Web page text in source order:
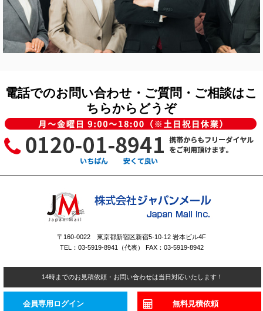
電話でのお問い合わせ・ご質問・ご相談はこ
ちらからどうぞ
〒160-0022 東京都新宿区新宿5-10-12 岩本ビル4F
TEL：03-5919-8941（代表） FAX：03-5919-8942
14時までのお見積依頼・お問い合わせは当日対応いたします！
会員専用ログイン 無料見積依頼